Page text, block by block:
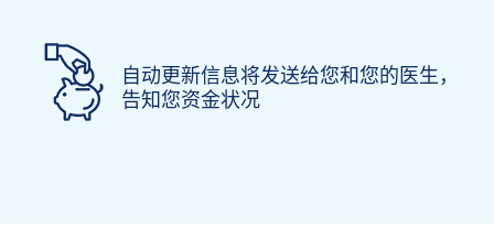
自动更新信息将发送给您和您的医生，
告知您资金状况